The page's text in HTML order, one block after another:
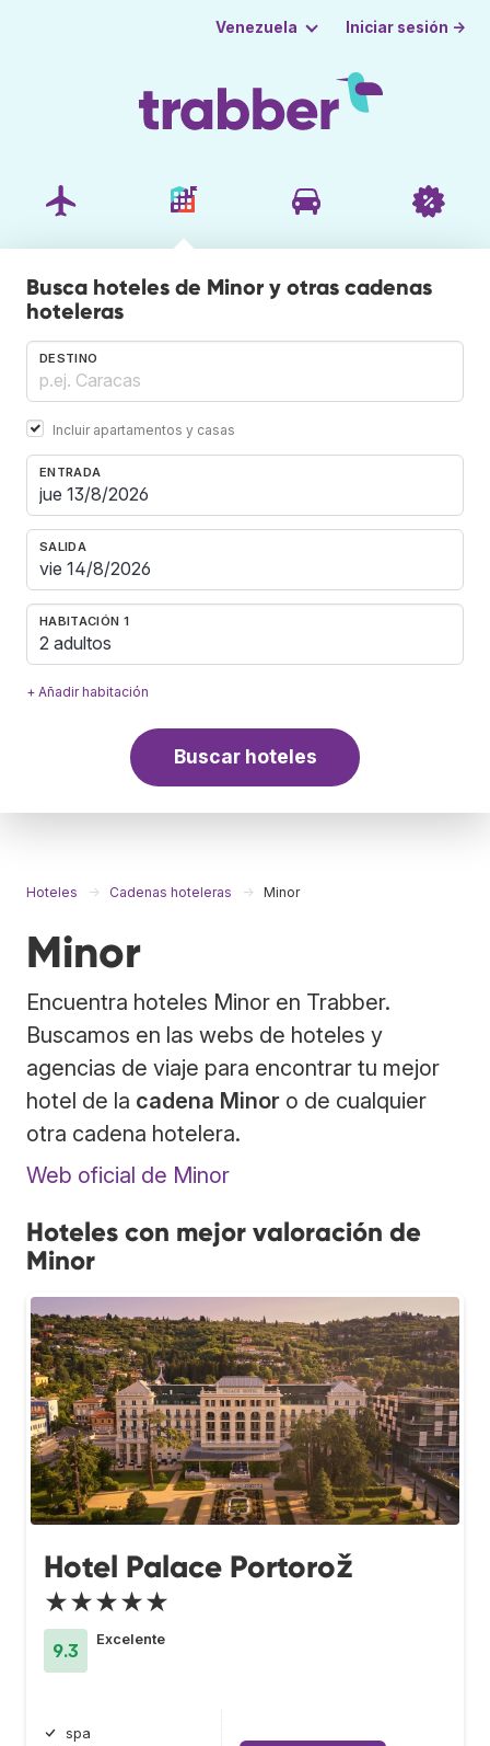
Venezuela Iniciar sesión →
Busca hoteles de Minor y otras cadenas
hoteleras
DESTINO
Incluir apartamentos y casas
ENTRADA
SALIDA
HABITACIÓN 1
2 adultos
+ Añadir habitación
Buscar hoteles
Hoteles Cadenas hoteleras Minor
Minor
Encuentra hoteles Minor en Trabber.
Buscamos en las webs de hoteles y
agencias de viaje para encontrar tu mejor
hotel de la cadena Minor o de cualquier
otra cadena hotelera.
Web oficial de Minor
Hoteles con mejor valoración de
Minor
Hotel Palace Portorož
★★★★★
9.3
Excelente
spa